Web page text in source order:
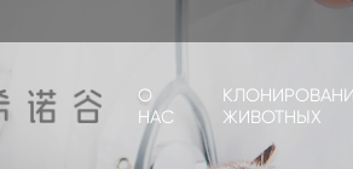
О
НАС
ЖИВОТНЫХ